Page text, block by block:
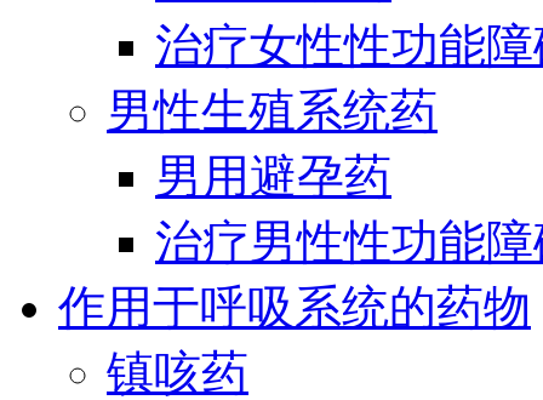
治疗女性性功能
男性生殖系统药
男用避孕药
治疗男性性功能
作用于呼吸系统的药物
镇咳药